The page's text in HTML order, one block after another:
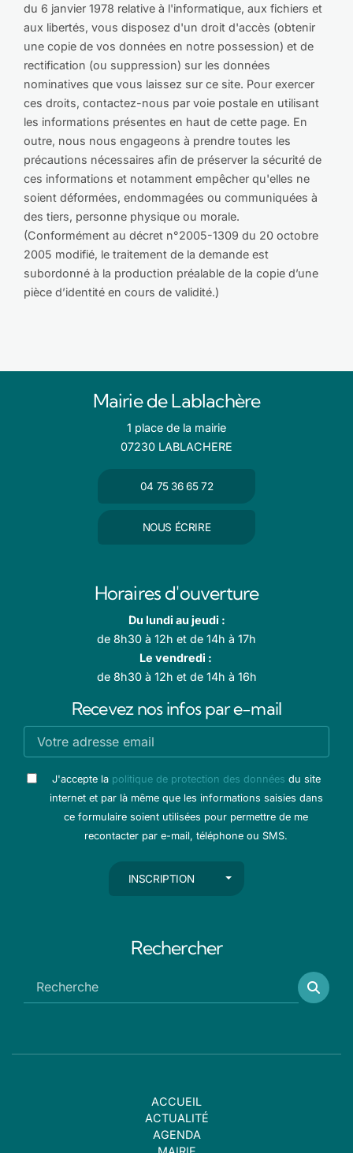
du 6 janvier 1978 relative à l'informatique, aux fichiers et
aux libertés, vous disposez d'un droit d'accès (obtenir
une copie de vos données en notre possession) et de
rectification (ou suppression) sur les données
nominatives que vous laissez sur ce site. Pour exercer
ces droits, contactez-nous par voie postale en utilisant
les informations présentes en haut de cette page. En
outre, nous nous engageons à prendre toutes les
précautions nécessaires afin de préserver la sécurité de
ces informations et notamment empêcher qu'elles ne
soient déformées, endommagées ou communiquées à
des tiers, personne physique ou morale.
(Conformément au décret n°2005-1309 du 20 octobre
2005 modifié, le traitement de la demande est
subordonné à la production préalable de la copie d’une
pièce d’identité en cours de validité.)
Mairie de Lablachère
1 place de la mairie
07230 LABLACHERE
04 75 36 65 72
NOUS ÉCRIRE
Horaires d'ouverture
Du lundi au jeudi :
de 8h30 à 12h et de 14h à 17h
Le vendredi :
de 8h30 à 12h et de 14h à 16h
Recevez nos infos par e-mail
J'accepte la politique de protection des données du site
internet et par là même que les informations saisies dans
ce formulaire soient utilisées pour permettre de me
recontacter par e-mail, téléphone ou SMS.
INSCRIPTION AUTRES ACTIONS
Rechercher
ACCUEIL
ACTUALITÉ
AGENDA